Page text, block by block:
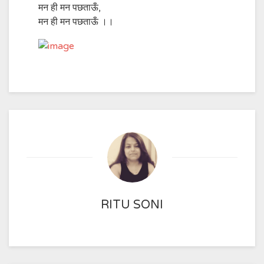
मन ही मन पछताऊँ,
मन ही मन पछताऊँ ।।
RITU SONI